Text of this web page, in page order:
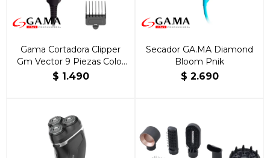
Gama Cortadora Clipper
Gm Vector 9 Piezas Color
Negro
$ 1.490
Secador GA.MA Diamond
Bloom Pnik
$ 2.690